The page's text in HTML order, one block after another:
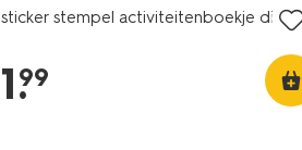
sticker stempel activiteitenboekje
1.
99